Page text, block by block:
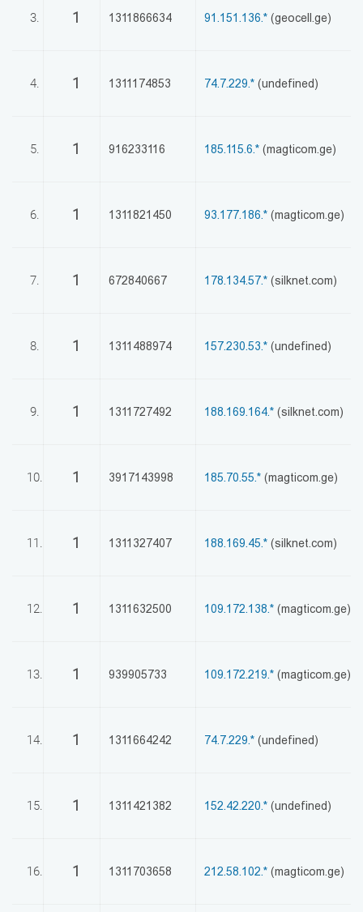
და
3. 1 1311866634 91.151.136.* (geocell.ge)
4. 1 1311174853 74.7.229.* (undefined)
5. 1 916233116 185.115.6.* (magticom.ge)
6. 1 1311821450 93.177.186.* (magticom.ge)
7. 1 672840667 178.134.57.* (silknet.com)
8. 1 1311488974 157.230.53.* (undefined)
9. 1 1311727492 188.169.164.* (silknet.com)
10. 1 3917143998 185.70.55.* (magticom.ge)
11. 1 1311327407 188.169.45.* (silknet.com)
12. 1 1311632500 109.172.138.* (magticom.ge)
13. 1 939905733 109.172.219.* (magticom.ge)
14. 1 1311664242 74.7.229.* (undefined)
15. 1 1311421382 152.42.220.* (undefined)
16. 1 1311703658 212.58.102.* (magticom.ge)